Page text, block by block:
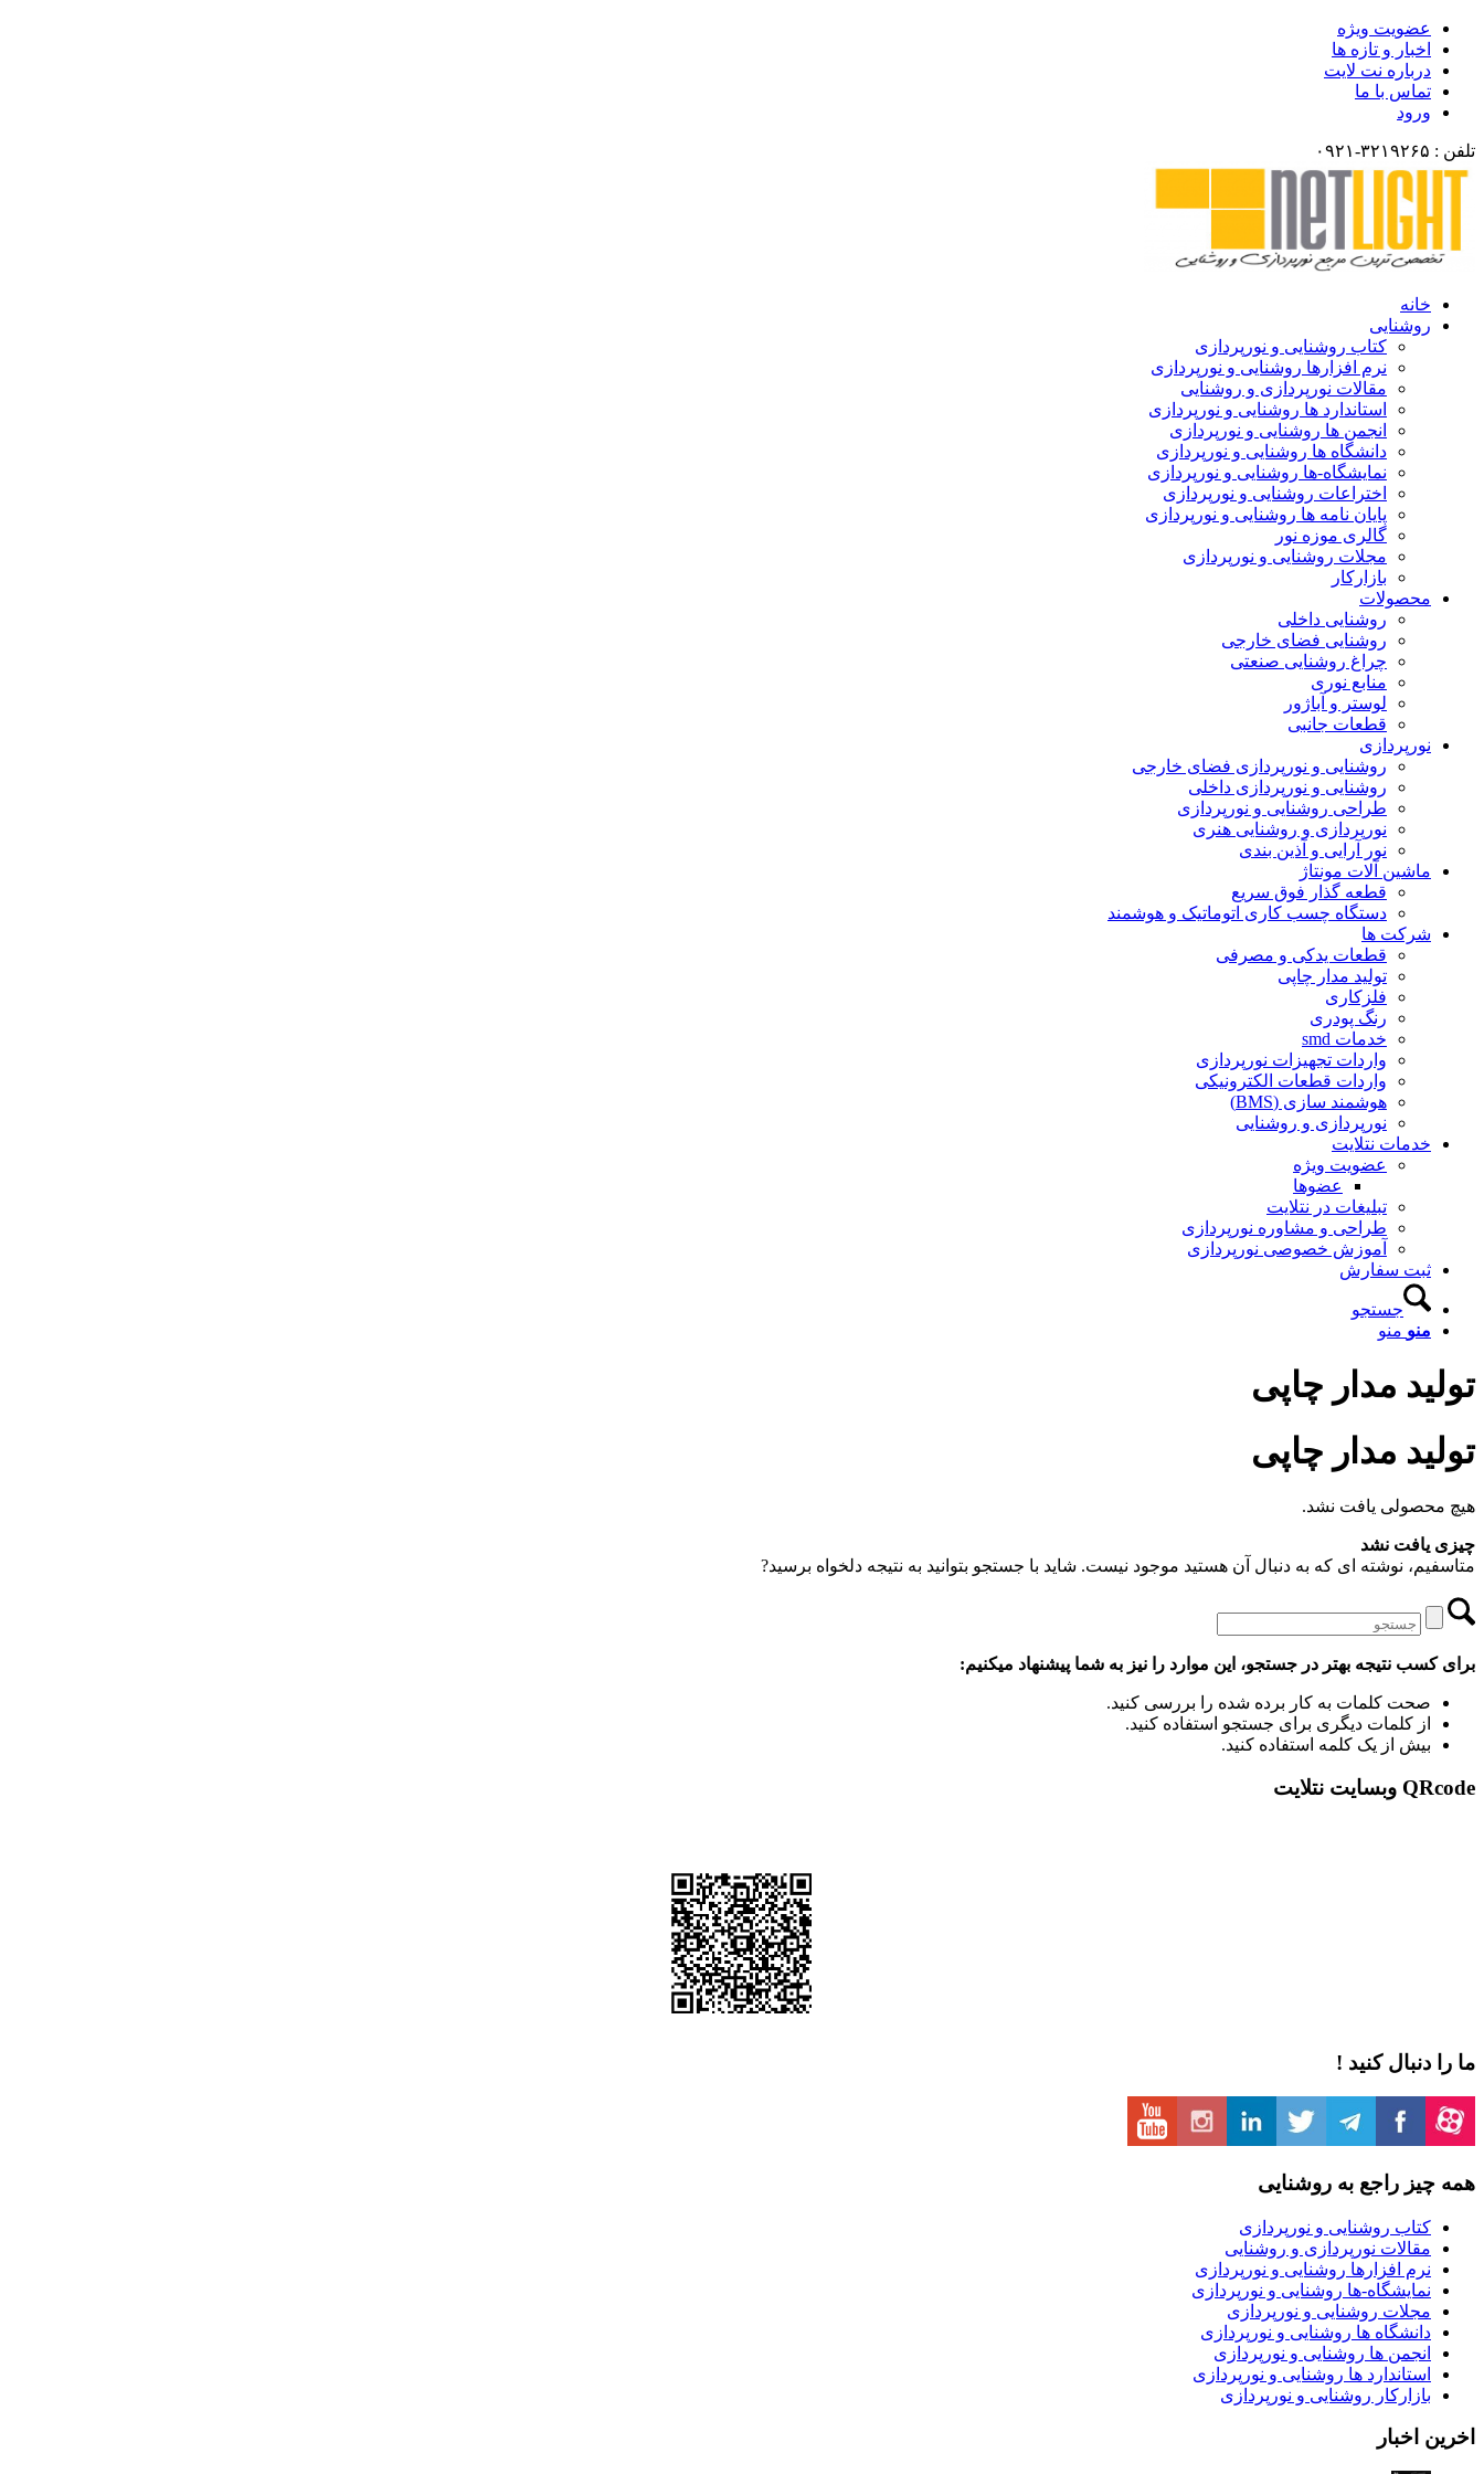
عضویت ویژه
اخبار و تازه ها
درباره نت لایت
تماس با ما
ورود
تلفن : ۳۲۱۹۲۶۵-۰۹۲۱
خانه
روشنایی
کتاب روشنایی و نورپردازی
نرم افزارها روشنایی و نورپردازی
مقالات نورپردازی و روشنایی
استاندارد ها روشنایی و نورپردازی
انجمن ها روشنایی و نورپردازی
دانشگاه ها روشنایی و نورپردازی
نمایشگاه-ها روشنایی و نورپردازی
اختراعات روشنایی و نورپردازی
پایان نامه ها روشنایی و نورپردازی
گالری موزه نور
مجلات روشنایی و نورپردازی
بازارکار
محصولات
روشنایی داخلی
روشنایی فضای خارجی
چراغ روشنایی صنعتی
منابع نوری
لوستر و آباژور
قطعات جانبی
نورپردازی
روشنایی و نورپردازی فضای خارجی
روشنایی و نورپردازی داخلی
طراحی روشنایی و نورپردازی
نورپردازی و روشنایی هنری
نور آرایی و آذین بندی
ماشین آلات مونتاژ
قطعه گذار فوق سریع
دستگاه چسب کاری اتوماتیک و هوشمند
شرکت ها
قطعات یدکی و مصرفی
تولید مدار چاپی
فلزکاری
رنگ پودری
خدمات smd
واردات تجهیزات نورپردازی
واردات قطعات الکترونیکی
هوشمند سازی (BMS)
نورپردازی و روشنایی
خدمات نتلایت
عضویت ویژه
عضوها
تبلیغات در نتلایت
طراحی و مشاوره نورپردازی
آموزش خصوصی نورپردازی
ثبت سفارش
جستجو
منو منو
تولید مدار چاپی
تولید مدار چاپی
هیچ محصولی یافت نشد.
چیزی یافت نشد
متاسفیم، نوشته ای که به دنبال آن هستید موجود نیست. شاید با جستجو بتوانید به نتیجه دلخواه برسید?
برای کسب نتیجه بهتر در جستجو، این موارد را نیز به شما پیشنهاد میکنیم:
صحت کلمات به کار برده شده را بررسی کنید.
از کلمات دیگری برای جستجو استفاده کنید.
بیش از یک کلمه استفاده کنید.
QRcode وبسایت نتلایت
ما را دنبال کنید !
همه چیز راجع به روشنایی
کتاب روشنایی و نورپردازی
مقالات نورپردازی و روشنایی
نرم افزارها روشنایی و نورپردازی
نمایشگاه-ها روشنایی و نورپردازی
مجلات روشنایی و نورپردازی
دانشگاه ها روشنایی و نورپردازی
انجمن ها روشنایی و نورپردازی
استاندارد ها روشنایی و نورپردازی
بازارکار روشنایی و نورپردازی
اخرین اخبار